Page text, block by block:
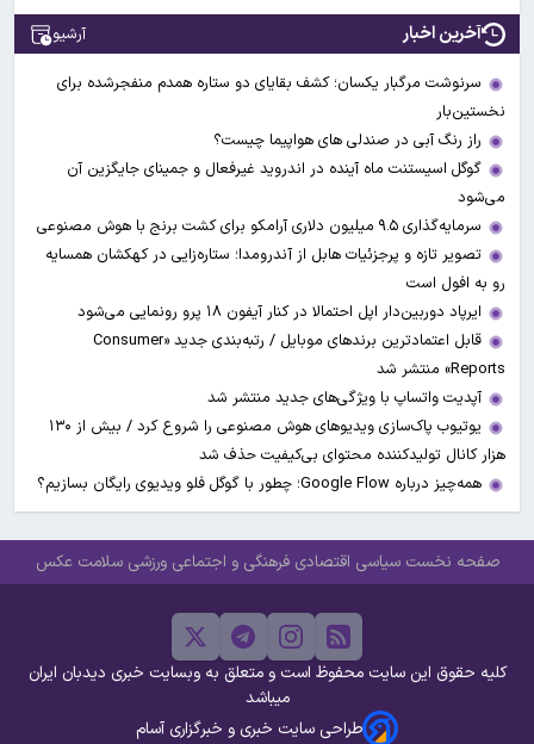
آخرین اخبار آرشیو
سرنوشت مرگبار یکسان؛ کشف بقایای دو ستاره همدم منفجرشده برای
نخستین‌بار
راز رنگ آبی در صندلی های هواپیما چیست؟
گوگل اسیستنت ماه آینده در اندروید غیرفعال و جمینای جایگزین آن
می‌شود
سرمایه‌گذاری ۹.۵ میلیون دلاری آرامکو برای کشت برنج با هوش مصنوعی
تصویر تازه و پرجزئیات هابل از آندرومدا؛ ستاره‌زایی در کهکشان همسایه
رو به افول است
ایرپاد دوربین‌دار اپل احتمالا در کنار آیفون ۱۸ پرو رونمایی می‌شود
قابل اعتمادترین برندهای موبایل / رتبه‌بندی جدید «Consumer
Reports» منتشر شد
آپدیت‌ واتساپ با ویژگی‌های جدید منتشر شد
یوتیوب پاک‌سازی ویدیو‌های هوش مصنوعی را شروع کرد / بیش از ۱۳۰
هزار کانال تولیدکننده محتوای بی‌کیفیت حذف شد
همه‌چیز درباره Google Flow؛ چطور با گوگل فلو ویدیوی رایگان بسازیم؟
صفحه نخست سیاسی اقتصادی فرهنگی و اجتماعی ورزشی سلامت عکس
کلیه حقوق این سایت محفوظ است و متعلق به وبسایت خبری دیدبان ایران
میباشد
طراحی سایت خبری و خبرگزاری آسام